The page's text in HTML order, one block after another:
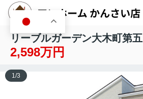
リーブルガーデン大木町第五
2,598万円
1/3